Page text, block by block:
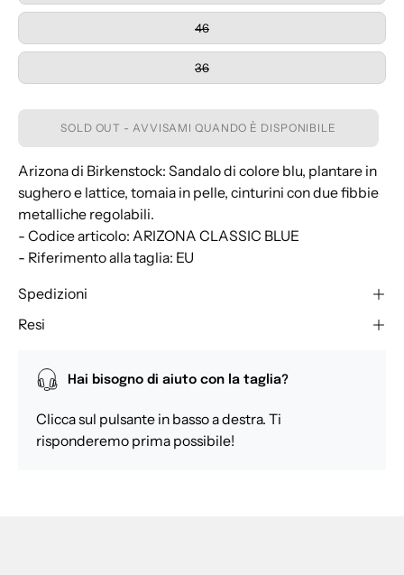
46
36
SOLD OUT - AVVISAMI QUANDO È DISPONIBILE
Arizona di Birkenstock: Sandalo di colore blu, plantare in
sughero e lattice, tomaia in pelle, cinturini con due fibbie
metalliche regolabili.
- Codice articolo: ARIZONA CLASSIC BLUE
- Riferimento alla taglia: EU
Spedizioni
Resi
Hai bisogno di aiuto con la taglia?
Clicca sul pulsante in basso a destra. Ti
risponderemo prima possibile!